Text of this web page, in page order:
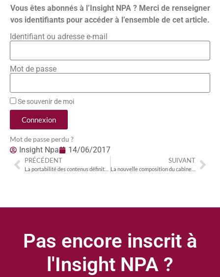
Vous êtes abonnés à l’Insight NPA ? Merci de renseigner
vos identifiants pour accéder à l’ensemble de cet article.
Identifiant ou adresse e-mail
Mot de passe
Se souvenir de moi
Connexion
Mot de passe perdu ?
Insight Npa 14/06/2017
PRÉCÉDENT SUIVANT
La nouvelle composition du cabinet du Premier ministre
Pas encore inscrit à
l'Insight NPA ?